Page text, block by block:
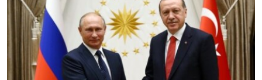
ՂԱՐԱԲԱՂ
ՊԱՏԵՐԱԶՄԻ 6 ՇԱԲԱԹՆԵՐԸ
ՏԱՐԱԾԱՇՐՋԱՆ
ՄԻՋԱԶԳԱՅԻՆ